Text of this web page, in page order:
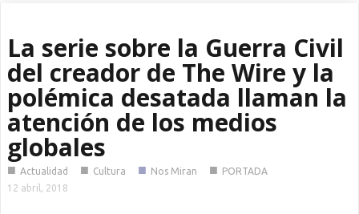
La serie sobre la Guerra Civil
del creador de The Wire y la
polémica desatada llaman la
atención de los medios
globales
■ Actualidad ■ Cultura ■ Nos Miran ■ PORTADA
12 abril, 2018